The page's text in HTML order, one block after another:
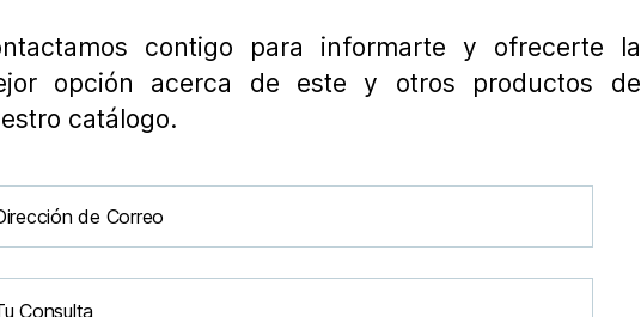
contigo para informarte y ofrecerte la
opción acerca de este y otros productos de
catálogo.